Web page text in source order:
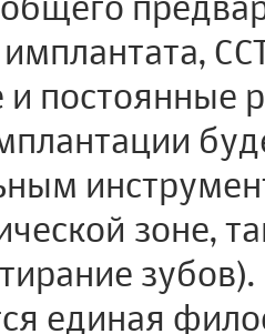
постоянные
зоне,
единая